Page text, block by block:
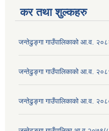
कर तथा शुल्कहरु
जन्तेढुङ्गा गाउँपालिकाको आ.व.
जन्तेढुङ्गा गाउँपालिकाको आ.व.
जन्तेढुङ्गा गाउँपालिकाको आ.व.